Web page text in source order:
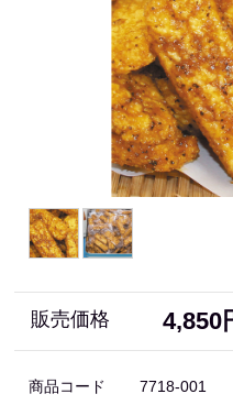
販売価格 4,850
商品コード 7718-001